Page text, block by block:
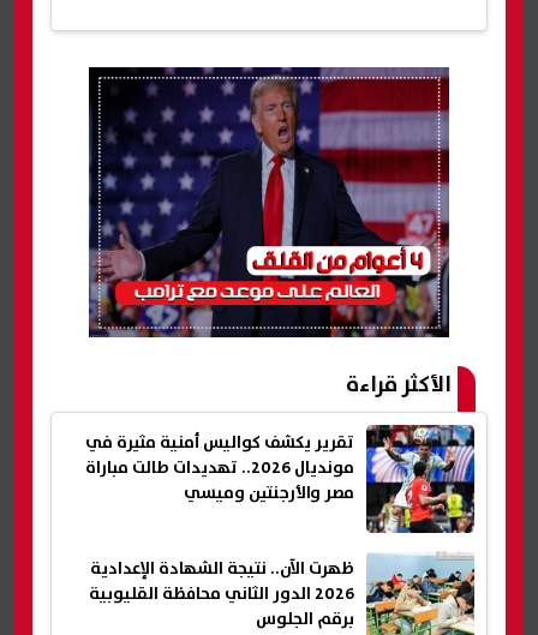
الأكثر قراءة
تقرير يكشف كواليس أمنية مثيرة في
مونديال 2026.. تهديدات طالت مباراة
مصر والأرجنتين وميسي
ظهرت الآن.. نتيجة الشهادة الإعدادية
2026 الدور الثاني محافظة القليوبية
برقم الجلوس